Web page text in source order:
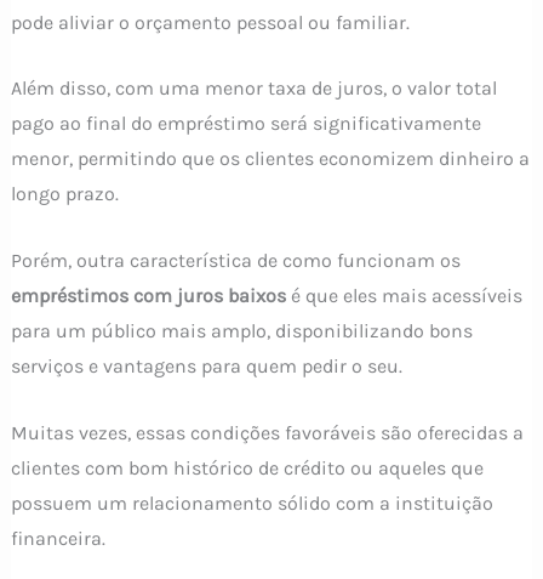
pode aliviar o orçamento pessoal ou familiar.
Além disso, com uma menor taxa de juros, o valor total
pago ao final do empréstimo será significativamente
menor, permitindo que os clientes economizem dinheiro a
longo prazo.
Porém, outra característica de como funcionam os
empréstimos com juros baixosé que eles mais acessíveis
para um público mais amplo, disponibilizando bons
serviços e vantagens para quem pedir o seu.
Muitas vezes, essas condições favoráveis são oferecidas a
clientes com bom histórico de crédito ou aqueles que
possuem um relacionamento sólido com a instituição
financeira.